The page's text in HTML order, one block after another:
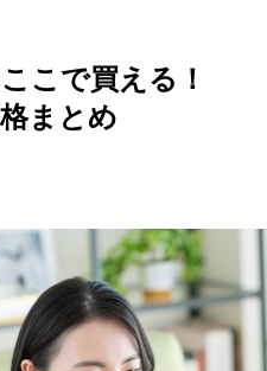
こで買える！
まとめ